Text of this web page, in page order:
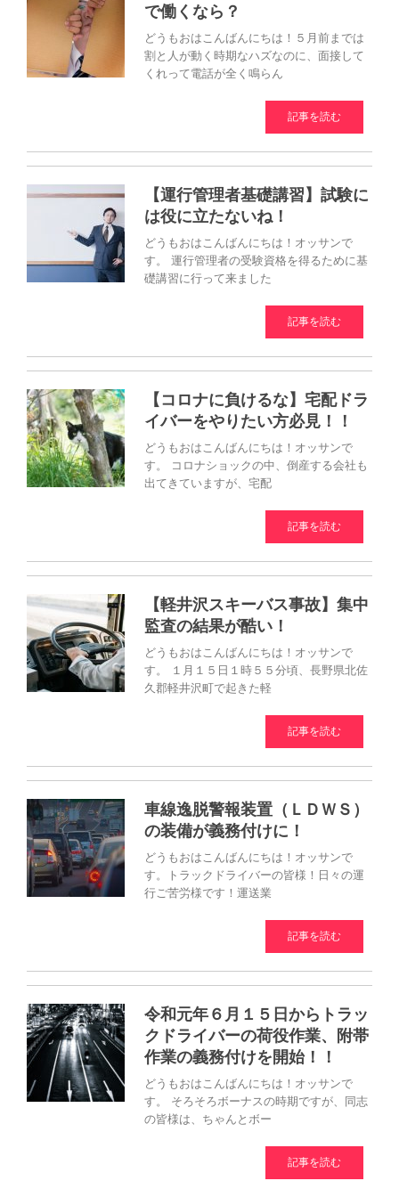
で働くなら？
どうもおはこんばんにちは！５月前までは
割と人が動く時期なハズなのに、面接して
くれって電話が全く鳴らん
記事を読む
【運行管理者基礎講習】試験に
は役に立たないね！
どうもおはこんばんにちは！オッサンで
す。 運行管理者の受験資格を得るために基
礎講習に行って来ました
記事を読む
【コロナに負けるな】宅配ドラ
イバーをやりたい方必見！！
どうもおはこんばんにちは！オッサンで
す。 コロナショックの中、倒産する会社も
出てきていますが、宅配
記事を読む
【軽井沢スキーバス事故】集中
監査の結果が酷い！
どうもおはこんばんにちは！オッサンで
す。 １月１５日１時５５分頃、長野県北佐
久郡軽井沢町で起きた軽
記事を読む
車線逸脱警報装置（ＬＤＷＳ）
の装備が義務付けに！
どうもおはこんばんにちは！オッサンで
す。トラックドライバーの皆様！日々の運
行ご苦労様です！運送業
記事を読む
令和元年６月１５日からトラッ
クドライバーの荷役作業、附帯
作業の義務付けを開始！！
どうもおはこんばんにちは！オッサンで
す。 そろそろボーナスの時期ですが、同志
の皆様は、ちゃんとボー
記事を読む